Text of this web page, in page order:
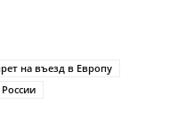
на въезд в Европу